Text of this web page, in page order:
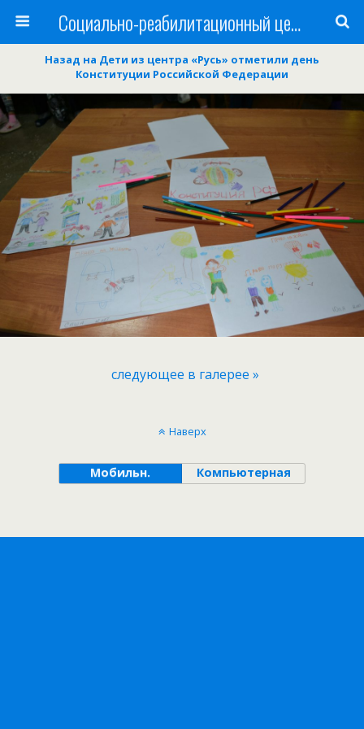
Cоциально-реабилитационный центр Русь
Назад на Дети из центра «Русь» отметили день
Конституции Российской Федерации
следующее в галерее »
Наверх
Мобильн. Компьютерная